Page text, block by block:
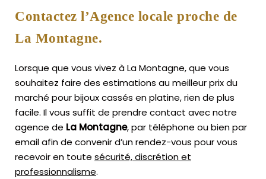
Contactez l’Agence locale proche de
La Montagne.
Lorsque que vous vivez à La Montagne, que vous
souhaitez faire des estimations au meilleur prix du
marché pour bijoux cassés en platine, rien de plus
facile. Il vous suffit de prendre contact avec notre
agence de La Montagne, par téléphone ou bien par
email afin de convenir d’un rendez-vous pour vous
recevoir en toute sécurité, discrétion et
professionnalisme.